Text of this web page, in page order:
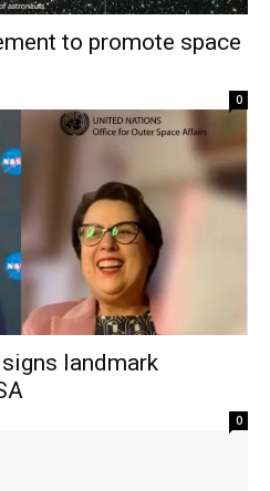
to promote space
0
signs landmark
0